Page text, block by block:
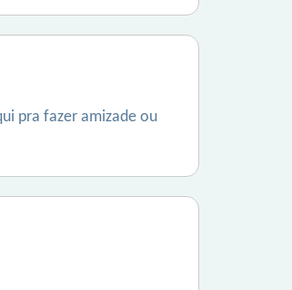
pra fazer amizade ou